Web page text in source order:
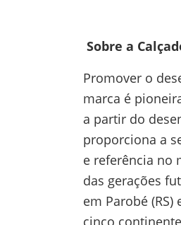
Sobre a
Promover o
marca é
a partir do
proporciona a
e referência no
das gerações
em Parobé
cinco